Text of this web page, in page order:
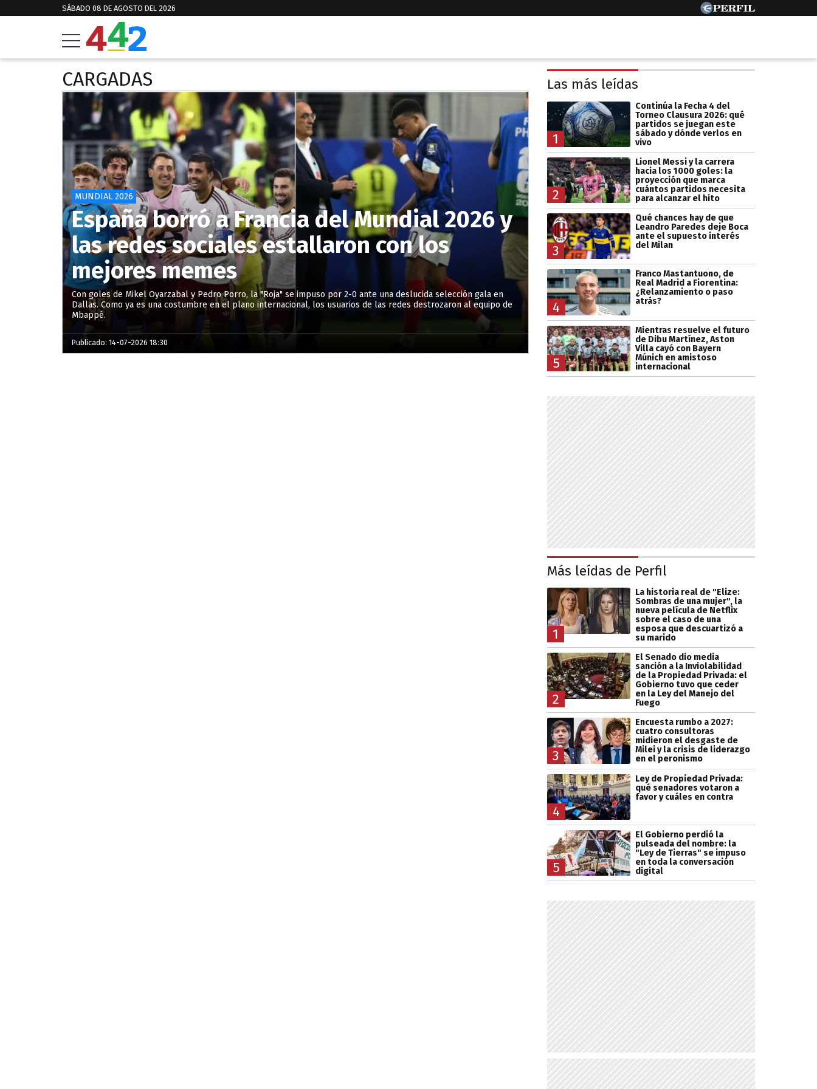
SÁBADO 08 DE AGOSTO DEL 2026
CARGADAS
MUNDIAL 2026
España borró a Francia del Mundial 2026 y
las redes sociales estallaron con los
mejores memes
Con goles de Mikel Oyarzabal y Pedro Porro, la "Roja" se impuso por 2-0 ante una deslucida selección gala en
Dallas. Como ya es una costumbre en el plano internacional, los usuarios de las redes destrozaron al equipo de
Mbappé.
Publicado: 14-07-2026 18:30
Las más leídas
1
Continúa la Fecha 4 del
Torneo Clausura 2026: qué
partidos se juegan este
sábado y dónde verlos en
vivo
2
Lionel Messi y la carrera
hacia los 1000 goles: la
proyección que marca
cuántos partidos necesita
para alcanzar el hito
3
Qué chances hay de que
Leandro Paredes deje Boca
ante el supuesto interés
del Milan
4
Franco Mastantuono, de
Real Madrid a Fiorentina:
¿Relanzamiento o paso
atrás?
5
Mientras resuelve el futuro
de Dibu Martínez, Aston
Villa cayó con Bayern
Múnich en amistoso
internacional
Más leídas de Perfil
1
La historia real de "Elize:
Sombras de una mujer", la
nueva película de Netflix
sobre el caso de una
esposa que descuartizó a
su marido
2
El Senado dio media
sanción a la Inviolabilidad
de la Propiedad Privada: el
Gobierno tuvo que ceder
en la Ley del Manejo del
Fuego
3
Encuesta rumbo a 2027:
cuatro consultoras
midieron el desgaste de
Milei y la crisis de liderazgo
en el peronismo
4
Ley de Propiedad Privada:
qué senadores votaron a
favor y cuáles en contra
5
El Gobierno perdió la
pulseada del nombre: la
"Ley de Tierras" se impuso
en toda la conversación
digital